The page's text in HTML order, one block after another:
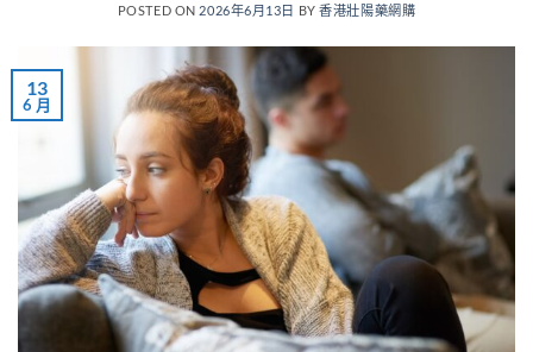
POSTED ON 2026年6月13日 BY香港壯陽藥網購
13
6 月